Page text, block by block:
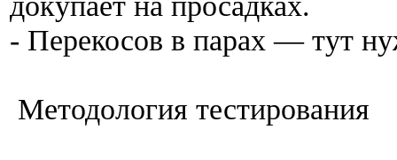
- Перекосов в парах — тут
Методология тестирования